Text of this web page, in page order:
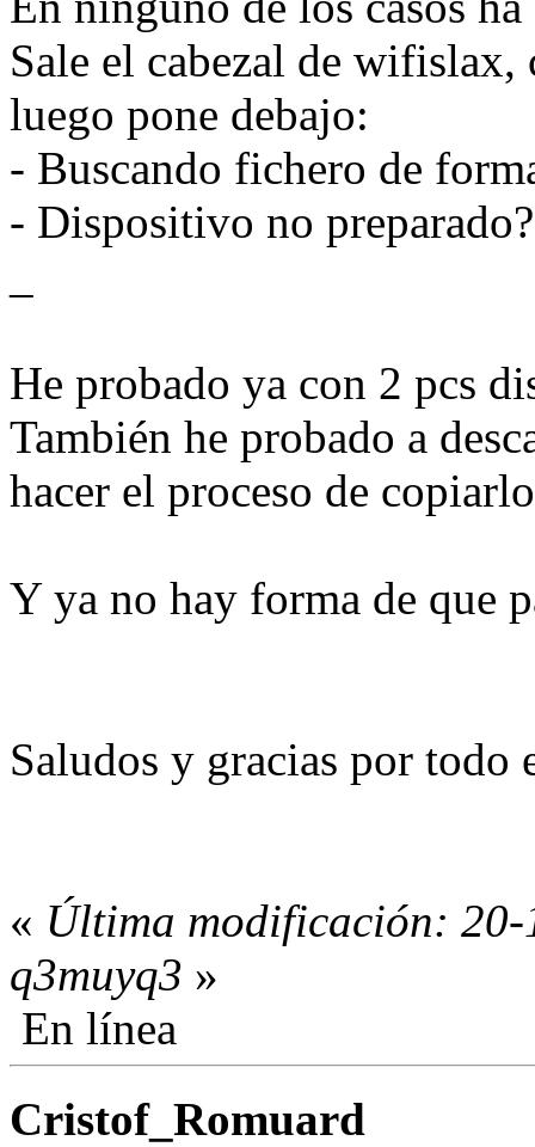
Sale el cabezal de
luego pone debajo:
- Buscando fichero de
- Dispositivo no
He probado ya con 2 pcs
También he probado a
hacer el proceso de
Y ya no hay forma de que
Saludos y gracias por todo
« Última modificación: 20-
q3muyq3 »
En línea
Cristof_Romuard